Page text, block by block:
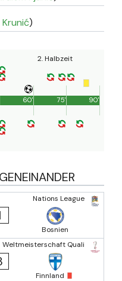
Krunić)
2. Halbzeit
90'
60' 75'
Nations League
Bosnien
Weltmeisterschaft Quali
Finnland